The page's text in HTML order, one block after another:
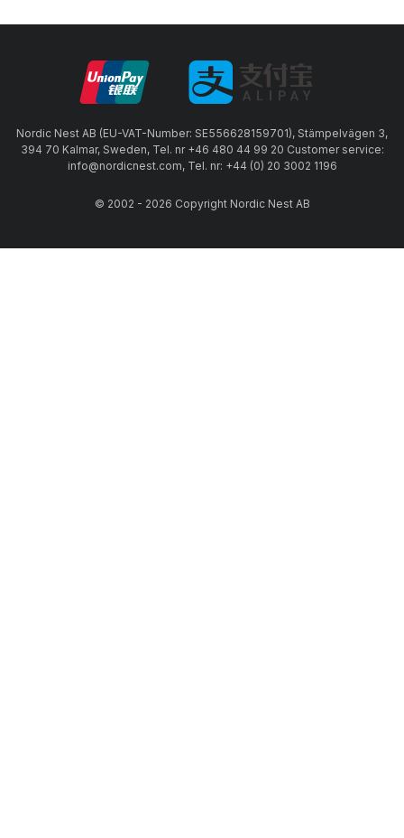
Nordic Nest AB (EU-VAT-Number: SE556628159701), Stämpelvägen 3,
394 70 Kalmar, Sweden, Tel. nr +46 480 44 99 20 Customer service:
info@nordicnest.com, Tel. nr: +44 (0) 20 3002 1196
© 2002 - 2026 Copyright Nordic Nest AB